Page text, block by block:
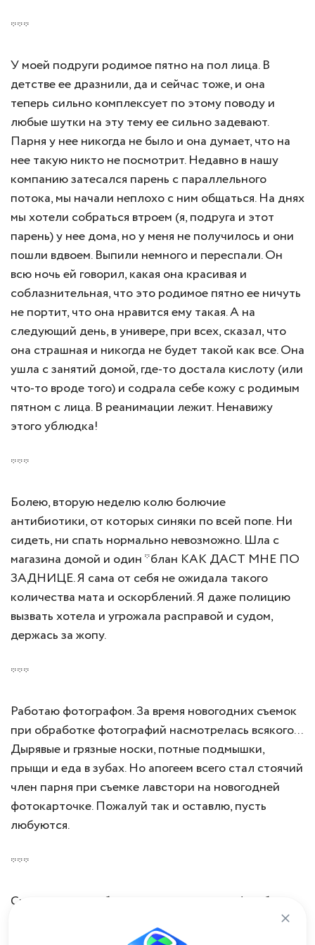
***
У моей подруги родимое пятно на пол лица. В
детстве ее дразнили, да и сейчас тоже, и она
теперь сильно комплексует по этому поводу и
любые шутки на эту тему ее сильно задевают.
Парня у нее никогда не было и она думает, что на
нее такую никто не посмотрит. Недавно в нашу
компанию затесался парень с параллельного
потока, мы начали неплохо с ним общаться. На днях
мы хотели собраться втроем (я, подруга и этот
парень) у нее дома, но у меня не получилось и они
пошли вдвоем. Выпили немного и переспали. Он
всю ночь ей говорил, какая она красивая и
соблазнительная, что это родимое пятно ее ничуть
не портит, что она нравится ему такая. А на
следующий день, в универе, при всех, сказал, что
она страшная и никогда не будет такой как все. Она
ушла с занятий домой, где-то достала кислоту (или
что-то вроде того) и содрала себе кожу с родимым
пятном с лица. В реанимации лежит. Ненавижу
этого ублюдка!
***
Болею, вторую неделю колю болючие
антибиотики, от которых синяки по всей попе. Ни
сидеть, ни спать нормально невозможно. Шла с
магазина домой и один *блан КАК ДАСТ МНЕ ПО
ЗАДНИЦЕ. Я сама от себя не ожидала такого
количества мата и оскорблений. Я даже полицию
вызвать хотела и угрожала расправой и судом,
держась за жопу.
***
Работаю фотографом. За время новогодних съемок
при обработке фотографий насмотрелась всякого...
Дырявые и грязные носки, потные подмышки,
прыщи и еда в зубах. Но апогеем всего стал стоячий
член парня при съемке лавстори на новогодней
фотокарточке. Пожалуй так и оставлю, пусть
любуются.
***
Сидел на кухне, бренчал на гитаре, телефон был в
другой комнате. Слышу - телефон звонит, думаю:
"100% моя девушка, т. к. обещала позвонить". И